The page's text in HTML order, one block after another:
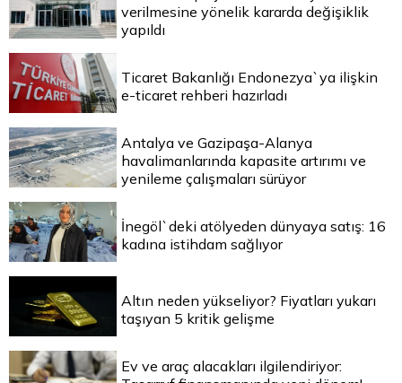
verilmesine yönelik kararda değişiklik
yapıldı
Ticaret Bakanlığı Endonezya`ya ilişkin
e-ticaret rehberi hazırladı
Antalya ve Gazipaşa-Alanya
havalimanlarında kapasite artırımı ve
yenileme çalışmaları sürüyor
İnegöl`deki atölyeden dünyaya satış: 16
kadına istihdam sağlıyor
Altın neden yükseliyor? Fiyatları yukarı
taşıyan 5 kritik gelişme
Ev ve araç alacakları ilgilendiriyor: